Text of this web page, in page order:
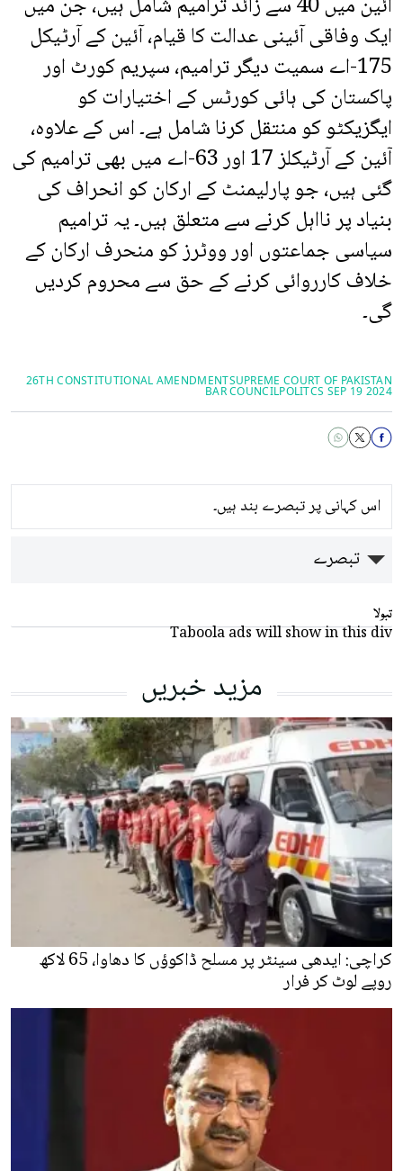
ایک وفاقی آئینی عدالت کا قیام، آئین کے آرٹیکل
175-اے سمیت دیگر ترامیم، سپریم کورٹ اور
پاکستان کی ہائی کورٹس کے اختیارات کو
ایگزیکٹو کو منتقل کرنا شامل ہے۔ اس کے علاوہ،
آئین کے آرٹیکلز 17 اور 63-اے میں بھی ترامیم کی
گئی ہیں، جو پارلیمنٹ کے ارکان کو انحراف کی
بنیاد پر نااہل کرنے سے متعلق ہیں۔ یہ ترامیم
سیاسی جماعتوں اور ووٹرز کو منحرف ارکان کے
خلاف کارروائی کرنے کے حق سے محروم کردیں
گی۔
SUPREME COURT OF PAKISTAN
26TH CONSTITUTIONAL AMENDMENT
POLITCS SEP 19 2024
BAR COUNCIL
اس کہانی پر تبصرے بند ہیں۔
تبصرے
تبولا
Taboola ads will show in this div
مزید خبریں
کراچی: ایدھی سینٹر پر مسلح ڈاکوؤں کا دھاوا، 65 لاکھ
روپے لوٹ کر فرار